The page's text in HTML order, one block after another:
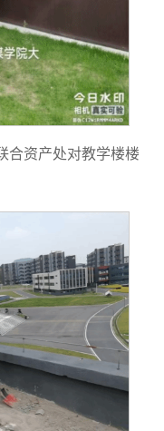
合资产处对教学楼楼